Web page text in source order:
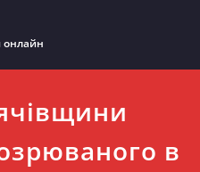
онлайн
в